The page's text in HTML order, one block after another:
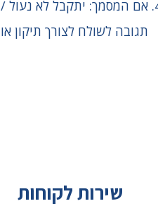
אם המסמך: יתקבל לא נעול
תגובה לשולח לצורך תיקון
שירות לקוחות